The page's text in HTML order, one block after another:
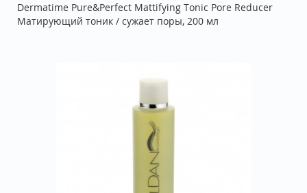
Dermatime Pure&Perfect Mattifying Tonic Pore Reducer
Матирующий тоник / сужает поры, 200 мл